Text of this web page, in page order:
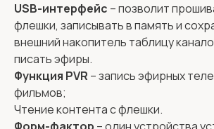
USB-интерфейс – позволит
флешки, записывать в память и
внешний накопитель таблицу
писать эфиры.
Функция PVR – запись эфирных
фильмов;
Чтение контента с флешки.